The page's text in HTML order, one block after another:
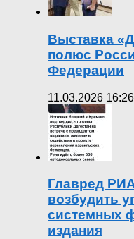
Выставка
полюс
Федерации
11.03.2026 16:26
Главред
возбудить
системных
издания